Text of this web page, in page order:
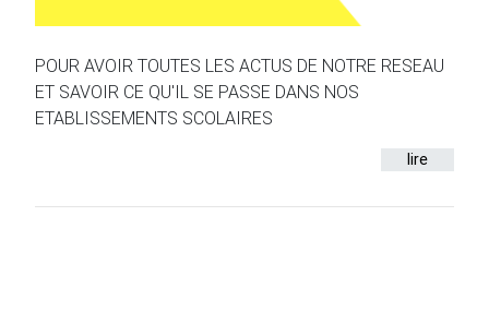
POUR AVOIR TOUTES LES ACTUS DE NOTRE RESEAU
ET SAVOIR CE QU'IL SE PASSE DANS NOS
ETABLISSEMENTS SCOLAIRES
lire